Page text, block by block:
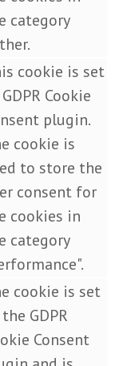
category
cookie is set
Cookie
plugin.
cookie is
to store the
consent for
cookies in
category
cookie is set
GDPR
Consent